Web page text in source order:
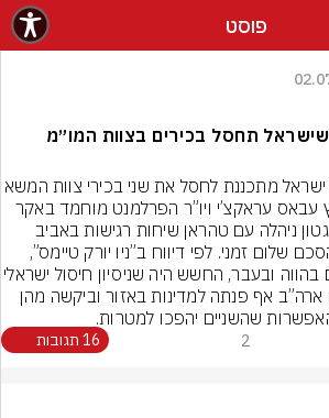
פוסט
תחסל בכירים בצוות המו״מ
קאליבאף – בזמן שוושינגטון ניהלה עם טהראן שיחות רגישות באביב
שהשניים יהפכו למטרות.
2 16 תגובות